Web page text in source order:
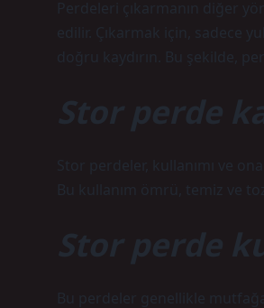
Perdeleri çıkarmanın diğer
edilir. Çıkarmak için, sadece
doğru kaydırın. Bu şekilde,
Stor perde
Stor perdeler, kullanımı ve
Bu kullanım ömrü, temiz ve
Stor perde
Bu perdeler genellikle